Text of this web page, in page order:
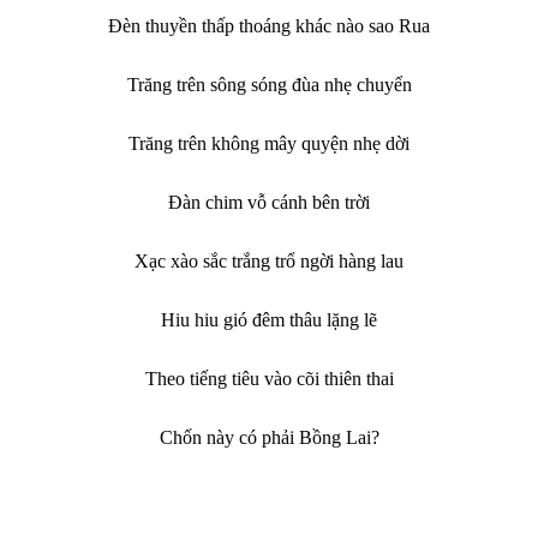
Đèn thuyền thấp thoáng khác nào sao Rua
Trăng trên sông sóng đùa nhẹ chuyển
Trăng trên không mây quyện nhẹ dời
Đàn chim vỗ cánh bên trời
Xạc xào sắc trắng trổ ngời hàng lau
Hiu hiu gió đêm thâu lặng lẽ
Theo tiếng tiêu vào cõi thiên thai
Chốn này có phải Bồng Lai?